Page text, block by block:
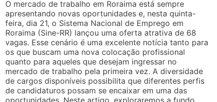
O mercado de trabalho em Roraima está sempre
apresentando novas oportunidades e, nesta quinta-
feira, dia 21, o Sistema Nacional de Emprego em
Roraima (Sine-RR) lançou uma oferta atrativa de 68
vagas. Esse cenário é uma excelente notícia tanto para
os que buscam uma nova colocação profissional
quanto para aqueles que desejam ingressar no
mercado de trabalho pela primeira vez. A diversidade
de cargos disponíveis possibilita que diferentes perfis
de candidaturos possam se encaixar em uma das
oportunidades. Neste artigo, exploraremos a fundo